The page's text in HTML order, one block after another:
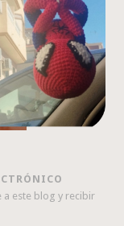
este blog y recibir